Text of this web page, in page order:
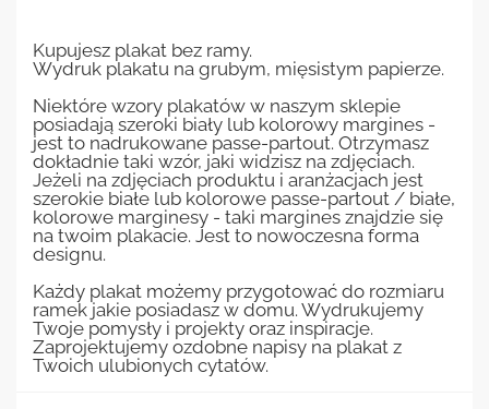
Kupujesz plakat bez ramy.
Wydruk plakatu na grubym, mięsistym papierze.
Niektóre wzory plakatów w naszym sklepie
posiadają szeroki biały lub kolorowy margines -
jest to nadrukowane passe-partout. Otrzymasz
dokładnie taki wzór, jaki widzisz na zdjęciach.
Jeżeli na zdjęciach produktu i aranżacjach jest
szerokie białe lub kolorowe passe-partout / białe,
kolorowe marginesy - taki margines znajdzie się
na twoim plakacie. Jest to nowoczesna forma
designu.
Każdy plakat możemy przygotować do rozmiaru
ramek jakie posiadasz w domu. Wydrukujemy
Twoje pomysły i projekty oraz inspiracje.
Zaprojektujemy ozdobne napisy na plakat z
Twoich ulubionych cytatów.